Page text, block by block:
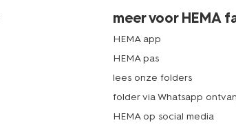
meer voor HEMA
HEMA app
HEMA pas
lees onze folders
folder via Whatsapp
HEMA op social media